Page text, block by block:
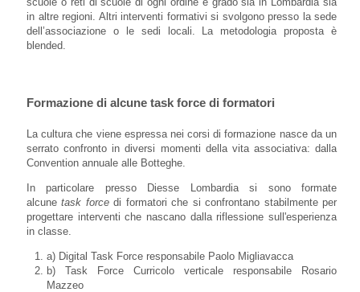
in altre regioni. Altri interventi formativi si svolgono presso la sede
dell’associazione o le sedi locali. La metodologia proposta è
blended.
Formazione di alcune task force di formatori
La cultura che viene espressa nei corsi di formazione nasce da un
serrato confronto in diversi momenti della vita associativa: dalla
Convention annuale alle Botteghe.
In particolare presso Diesse Lombardia si sono formate
alcunetask forcedi formatori che si confrontano stabilmente per
progettare interventi che nascano dalla riflessione sull'esperienza
in classe.
a) Digital Task Force responsabile Paolo Migliavacca
b) Task Force Curricolo verticale responsabile Rosario
Mazzeo